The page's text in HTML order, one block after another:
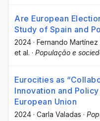
Are European
Study of Spain and
2024 · Fernando Martínez
et al. · População e
Eurocities as
Innovation and
European Union
2024 · Carla Valadas ·